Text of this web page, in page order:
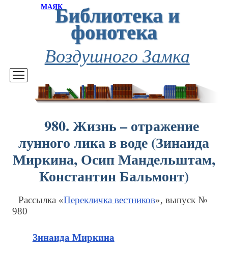
МАЯКБиблиотека и
фонотека
Воздушного Замка
980. Жизнь – отражение
лунного лика в воде (Зинаида
Миркина, Осип Мандельштам,
Константин Бальмонт)
Рассылка «Перекличка вестников», выпуск №
980
Зинаида Миркина